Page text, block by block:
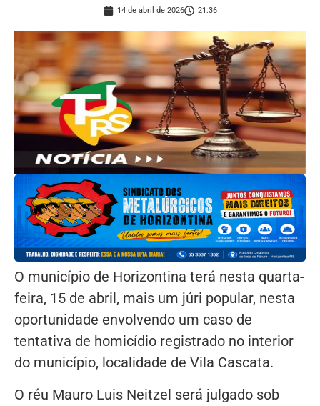
14 de abril de 2026 21:36
O município de Horizontina terá nesta quarta-
feira, 15 de abril, mais um júri popular, nesta
oportunidade envolvendo um caso de
tentativa de homicídio registrado no interior
do município, localidade de Vila Cascata.
O réu Mauro Luis Neitzel será julgado sob